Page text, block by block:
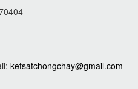
ketsatchongchay@gmail.com